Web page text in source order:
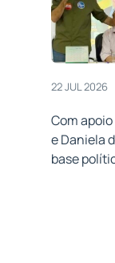
22 JUL 2026
Com
e Daniela
base